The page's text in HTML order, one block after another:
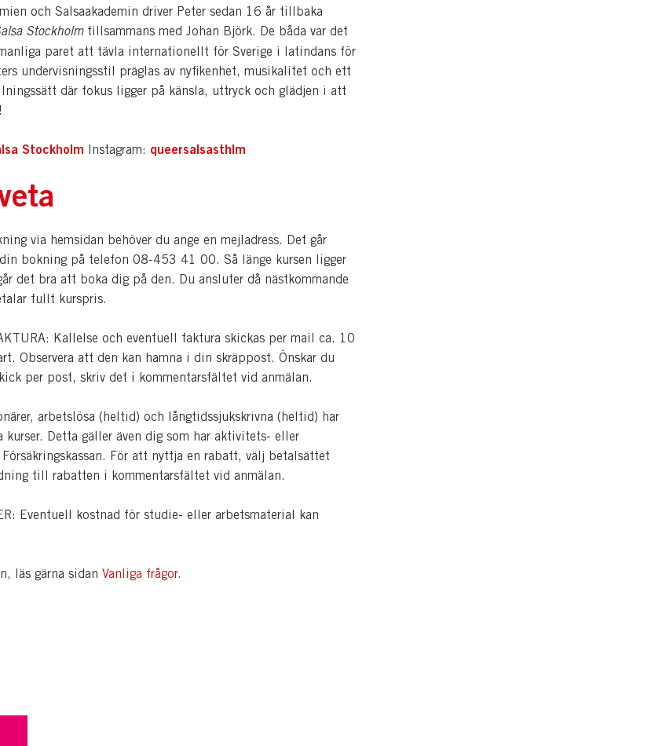
och Salsaakademin driver Peter sedan 16 år tillbaka
Stockholmtillsammans med Johan Björk. De båda var det
paret att tävla internationellt för Sverige i latindans för
undervisningsstil präglas av nyfikenhet, musikalitet och ett
där fokus ligger på känsla, uttryck och glädjen i att
Stockholm Instagram: queersalsasthlm
via hemsidan behöver du ange en mejladress. Det går
bokning på telefon 08-453 41 00. Så länge kursen ligger
det bra att boka dig på den. Du ansluter då nästkommande
fullt kurspris.
Kallelse och eventuell faktura skickas per mail ca. 10
Observera att den kan hamna i din skräppost. Önskar du
per post, skriv det i kommentarsfältet vid anmälan.
arbetslösa (heltid) och långtidssjukskrivna (heltid) har
kurser. Detta gäller även dig som har aktivitets- eller
För att nyttja en rabatt, välj betalsättet
till rabatten i kommentarsfältet vid anmälan.
Eventuell kostnad för studie- eller arbetsmaterial kan
läs gärna sidan Vanliga frågor.